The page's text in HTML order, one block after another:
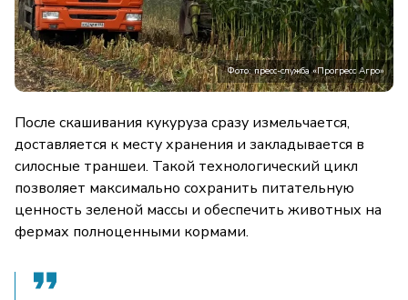
Фото: пресс-служба «Прогресс Агро»
После скашивания кукуруза сразу измельчается,
доставляется к месту хранения и закладывается в
силосные траншеи. Такой технологический цикл
позволяет максимально сохранить питательную
ценность зеленой массы и обеспечить животных на
фермах полноценными кормами.